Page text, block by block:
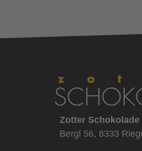
Zotter Schokolade
Bergl 56, 8333